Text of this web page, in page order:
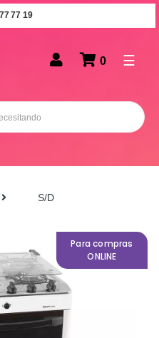
77 19
0 ☰
S/D
Para compras
ONLINE